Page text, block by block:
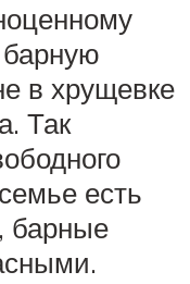
в хрущевке
Так
есть
барные